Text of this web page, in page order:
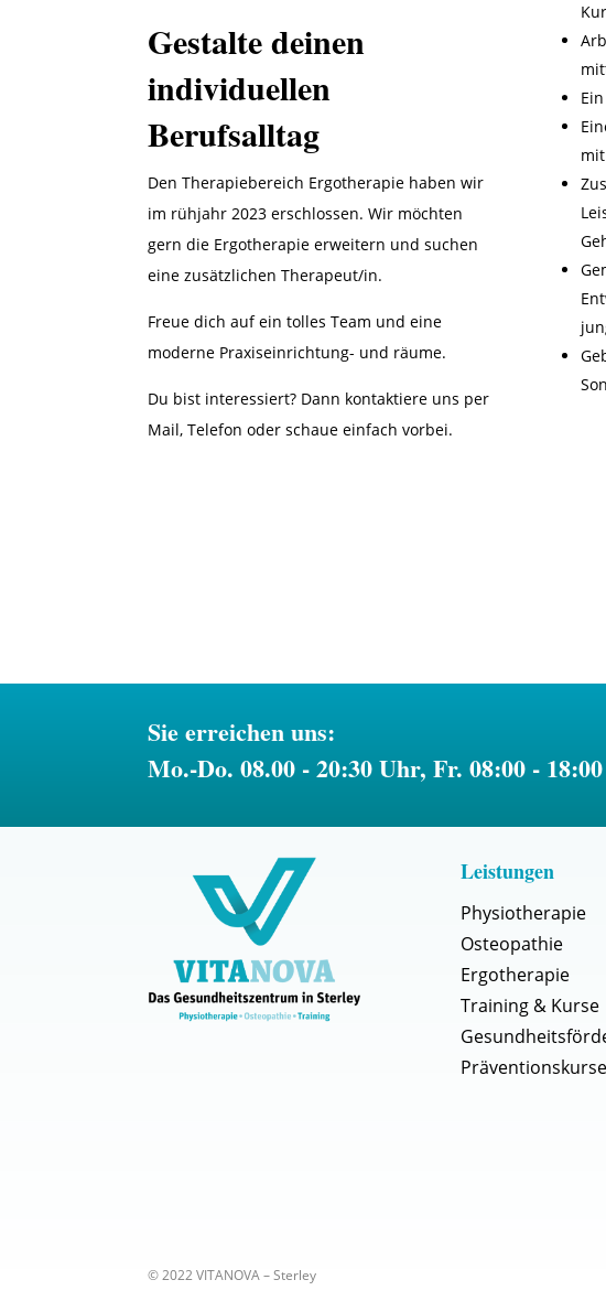
Gestalte deinen
individuellen
Berufsalltag
Den Therapiebereich Ergotherapie haben wir
im rühjahr 2023 erschlossen. Wir möchten
gern die Ergotherapie erweitern und suchen
eine zusätzlichen Therapeut/in.
Freue dich auf ein tolles Team und eine
moderne Praxiseinrichtung- und räume.
Du bist interessiert? Dann kontaktiere uns per
Mail, Telefon oder schaue einfach vorbei.
Sie erreichen uns:
Mo.-Do. 08.00 - 20:30 Uhr, Fr. 08:00 -
Leistungen
Physiotherapie
Osteopathie
Ergotherapie
Training & Kurse
Präventionskurse
© 2022VITANOVA – Sterley